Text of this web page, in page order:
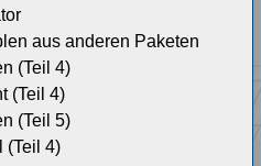
aus anderen Paketen
(Teil 4)
(Teil 4)
(Teil 5)
(Teil 4)